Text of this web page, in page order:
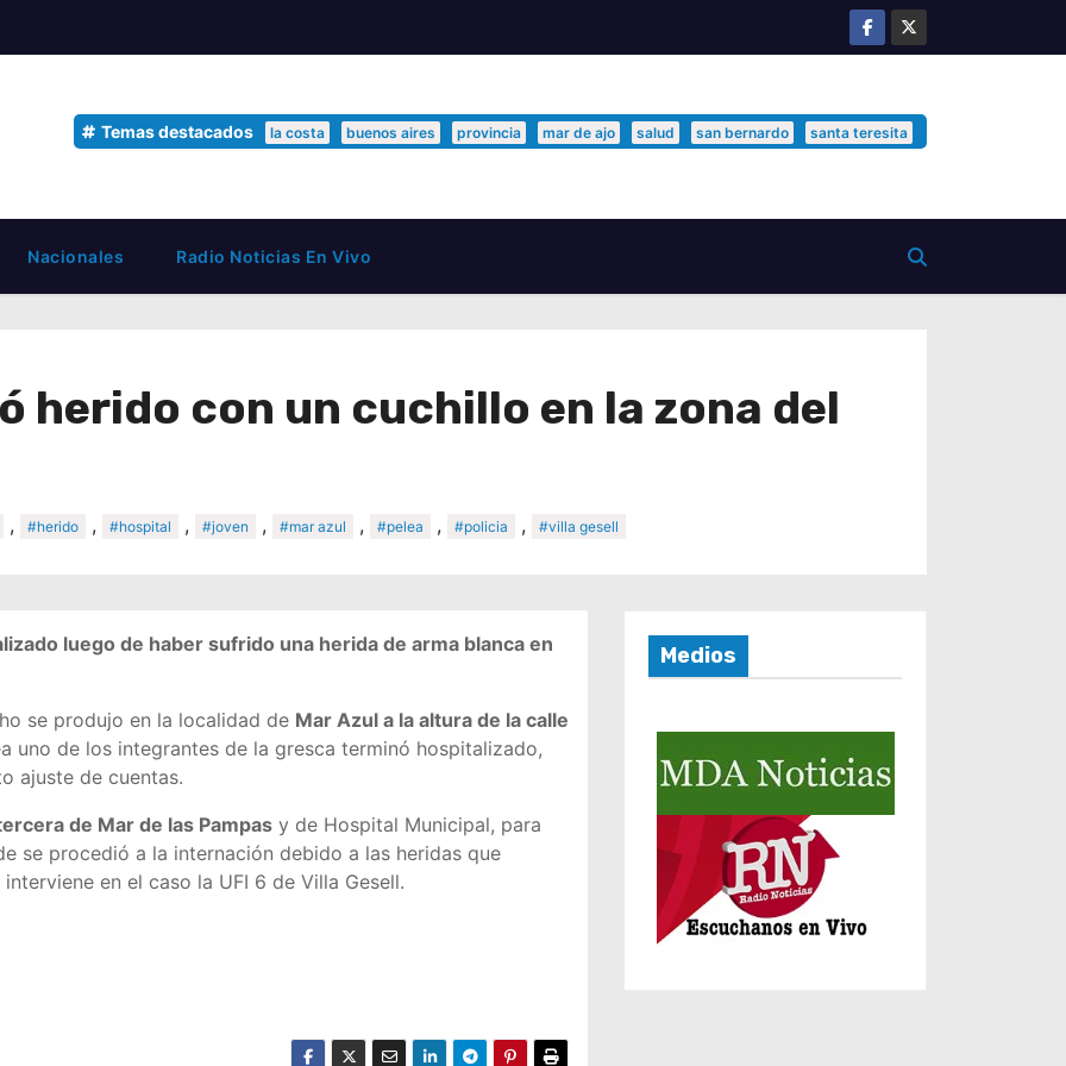
Temas destacados la costa buenos aires provincia mar de ajo salud san bernardo santa teresita
Nacionales Radio Noticias En Vivo
herido con un cuchillo en la zona del
, #herido , #hospital , #joven , #mar azul , #pelea , #policia , #villa gesell
luego de haber sufrido una herida de arma blanca en
se produjo en la localidad de Mar Azul a la altura de la calle
uno de los integrantes de la gresca terminó hospitalizado,
ajuste de cuentas.
de Mar de las Pampas y de Hospital Municipal, para
se procedió a la internación debido a las heridas que
en el caso la UFI 6 de Villa Gesell.
Medios